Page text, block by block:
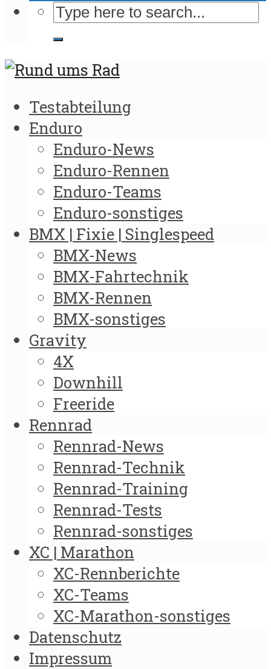
Testabteilung
Enduro
Enduro-News
Enduro-Rennen
Enduro-Teams
Enduro-sonstiges
BMX | Fixie | Singlespeed
BMX-News
BMX-Fahrtechnik
BMX-Rennen
BMX-sonstiges
Gravity
4X
Downhill
Freeride
Rennrad
Rennrad-News
Rennrad-Technik
Rennrad-Training
Rennrad-Tests
Rennrad-sonstiges
XC | Marathon
XC-Rennberichte
XC-Teams
XC-Marathon-sonstiges
Datenschutz
Impressum